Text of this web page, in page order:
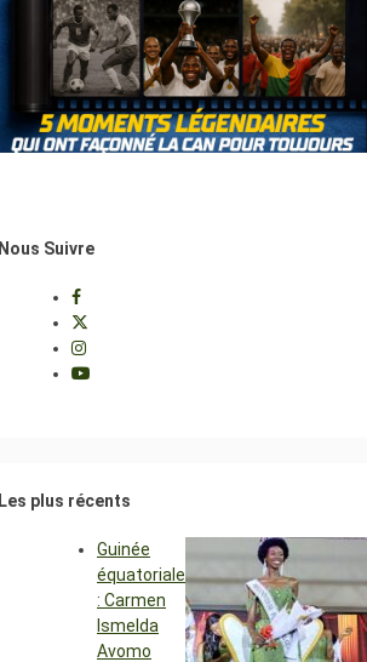
Nous Suivre
Les plus récents
Guinée
équatoriale
: Carmen
Ismelda
Avomo